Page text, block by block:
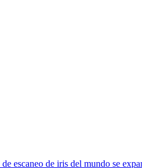
de escaneo de iris del mundo se expa